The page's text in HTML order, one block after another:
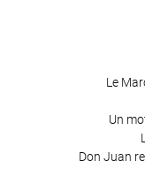
Le
Un
Don Juan